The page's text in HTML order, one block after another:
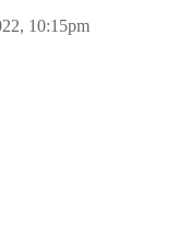
10:15pm